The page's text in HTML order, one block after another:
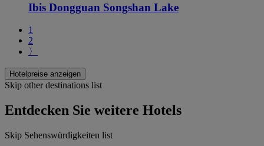
Ibis Dongguan Songshan Lake
1
2
〉
Hotelpreise anzeigen
Skip other destinations list
Entdecken Sie weitere Hotels
Skip Sehenswürdigkeiten list